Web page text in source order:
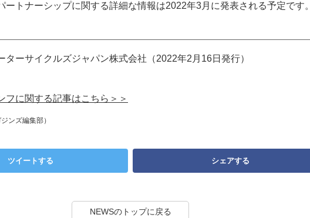
ートナーシップに関する詳細な情報は2022年3月に発表される予定です。
ターサイクルズジャパン株式会社（2022年2月16日発行）
フに関する記事はこちら＞＞
ンズ編集部）
ツイートする シェアする
NEWSのトップに戻る